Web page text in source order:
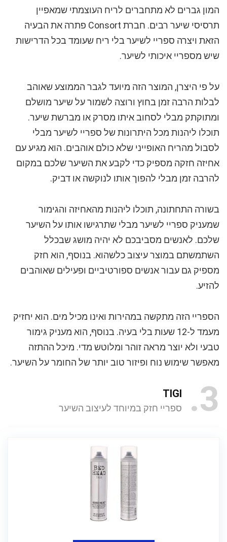
המון גברים לא מתחברים לריח העוצמתי שמאפיין
תרסיסי שיער רבים. חברת Consort פתרה את הבעיה
הזאת ויצרה ספריי לשיער בלי ריח שעומד בכל הדרישות
שיש מספריי איכותי לשיער.
על פי היצרן, המוצר הזה מיועד לגבר הממוצע שאוהב
לבלות הרבה זמן בחוץ ורוצה לשמור על שיער מושלם
ומתוקתק מבלי לסחוב איתו מסרק או מברשת שיער.
תוכלו ליהנות מכל היתרונות של ספריי לשיער מבלי
לסבול מהריח האופייני שלא כולם אוהבים. הוא מגיע עם
אחיזה חזקה מספיק כדי לקבע את השיער שלכם במקום
להרבה זמן מבלי להפוך אותו לנוקשה או דביק.
בשורה התחתונה, תוכלו ליהנות מהאחיזה והגימור
שמעניק ספריי לשיער מבלי שתרגישו אותו על השיער
שלכם. לאנשים מסביבכם לא יהיה מושג שבכלל
השתמשתם במוצר עיצוב כלשהוא. בנוסף, הוא חזק
מספיק גם עבור אנשים ספורטיביים ופעילים שאוהבים
להזיע.
הספריי הזה מתקשה במהירות ואינו מכיל מים. הוא יחזיק
מעמד ל-12 שעות בלי בעיה. בנוסף, הוא מעניק גימור
טבעי ולא יוצר מראה זוהר ומלוטש מדי. מיכל ההתזה
מאפשר שימוש נוח ופיזור טוב יותר של החומר על השיער.
3
TIGI
ספריי חזק במיוחד לעיצוב השיער